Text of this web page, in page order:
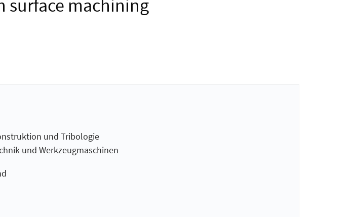
surface machining
und Tribologie
und Werkzeugmaschinen